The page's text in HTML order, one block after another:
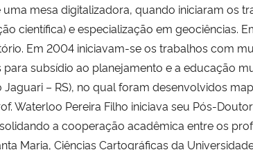
mesa digitalizadora, quando iniciaram os
científica) e especialização em geociências.
Em 2004 iniciavam-se os trabalhos com
subsídio ao planejamento e a educação
– RS), no qual foram desenvolvidos
Waterloo Pereira Filho iniciava seu Pós-
a cooperação acadêmica entre os
Maria, Ciências Cartográficas da